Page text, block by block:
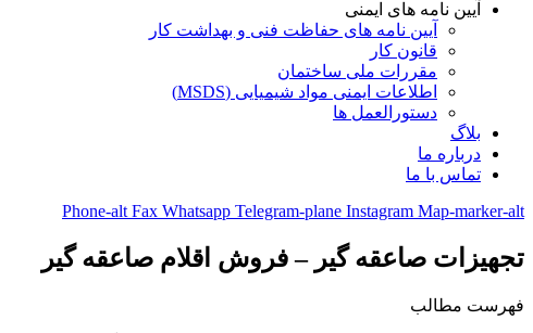
آیین نامه های ایمنی
آیین نامه های حفاظت فنی و بهداشت کار
قانون کار
مقررات ملی ساختمان
اطلاعات ایمنی مواد شیمیایی (MSDS)
دستورالعمل ها
بلاگ
درباره ما
تماس با ما
Phone-alt Fax Whatsapp Telegram-plane Instagram Map-marker-alt
تجهیزات صاعقه گیر – فروش اقلام صاعقه گیر
فهرست مطالب